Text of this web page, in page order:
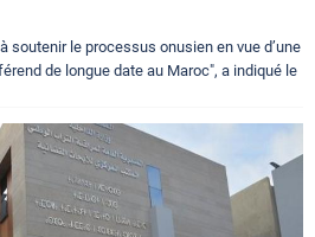
soutenir le processus onusien en vue d’une
de longue date au Maroc", a indiqué le